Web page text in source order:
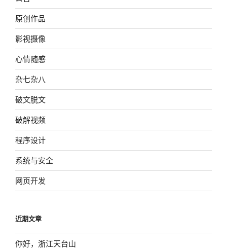
原创作品
影视摄像
心情随感
杂七杂八
破文脱文
破解视频
程序设计
系统与安全
网页开发
近期文章
你好，浙江天台山